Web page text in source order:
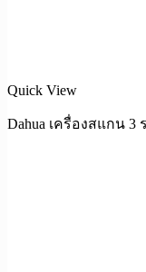
Quick View
Dahua เครื่องสแกน 3